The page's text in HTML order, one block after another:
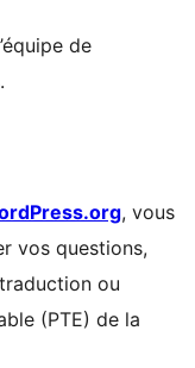
de
, vous
vos questions,
ou
(PTE) de la